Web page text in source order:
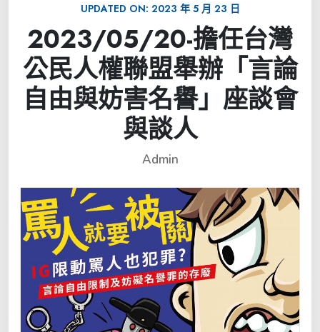
UPDATED ON: 2023 年 5 月 23 日
2023/05/20-擔任台灣
公民人權聯盟舉辦「言論
自由與妨害名譽」座談會
與談人
Admin